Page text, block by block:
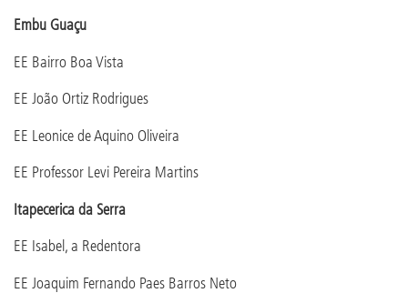
Embu Guaçu
EE Bairro Boa Vista
EE João Ortiz Rodrigues
EE Leonice de Aquino Oliveira
EE Professor Levi Pereira Martins
Itapecerica da Serra
EE Isabel, a Redentora
EE Joaquim Fernando Paes Barros Neto